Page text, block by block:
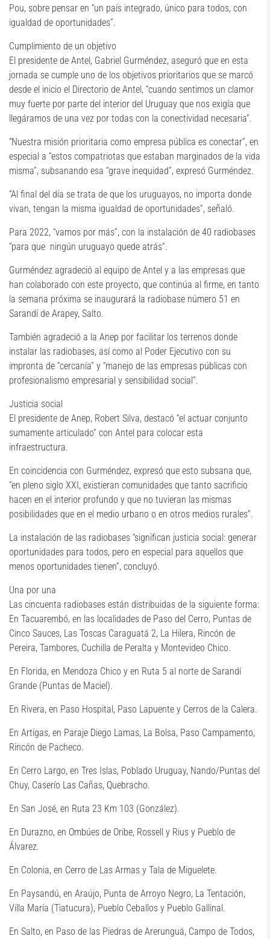
Pou, sobre pensar en “un país integrado, único para todos, con
igualdad de oportunidades”.
Cumplimiento de un objetivo
El presidente de Antel, Gabriel Gurméndez, aseguró que en esta
jornada se cumple uno de los objetivos prioritarios que se marcó
desde el inicio el Directorio de Antel, “cuando sentimos un clamor
muy fuerte por parte del interior del Uruguay que nos exigía que
llegáramos de una vez por todas con la conectividad necesaria”.
“Nuestra misión prioritaria como empresa pública es conectar”, en
especial a “estos compatriotas que estaban marginados de la vida
misma”, subsanando esa “grave inequidad”, expresó Gurméndez.
“Al final del día se trata de que los uruguayos, no importa donde
vivan, tengan la misma igualdad de oportunidades”, señaló.
Para 2022, “vamos por más”, con la instalación de 40 radiobases
“para que ningún uruguayo quede atrás”.
Gurméndez agradeció al equipo de Antel y a las empresas que
han colaborado con este proyecto, que continúa al firme, en tanto
la semana próxima se inaugurará la radiobase número 51 en
Sarandí de Arapey, Salto.
También agradeció a la Anep por facilitar los terrenos donde
instalar las radiobases, así como al Poder Ejecutivo con su
impronta de “cercanía” y “manejo de las empresas públicas con
profesionalismo empresarial y sensibilidad social”.
Justicia social
El presidente de Anep, Robert Silva, destacó “el actuar conjunto
sumamente articulado” con Antel para colocar esta
infraestructura.
En coincidencia con Gurméndez, expresó que esto subsana que,
“en pleno siglo XXI, existieran comunidades que tanto sacrificio
hacen en el interior profundo y que no tuvieran las mismas
posibilidades que en el medio urbano o en otros medios rurales”.
La instalación de las radiobases “significan justicia social: generar
oportunidades para todos, pero en especial para aquellos que
menos oportunidades tienen”, concluyó.
Una por una
Las cincuenta radiobases están distribuidas de la siguiente forma:
En Tacuarembó, en las localidades de Paso del Cerro, Puntas de
Cinco Sauces, Las Toscas Caraguatá 2, La Hilera, Rincón de
Pereira, Tambores, Cuchilla de Peralta y Montevideo Chico.
En Florida, en Mendoza Chico y en Ruta 5 al norte de Sarandí
Grande (Puntas de Maciel).
En Rivera, en Paso Hospital, Paso Lapuente y Cerros de la Calera.
En Artigas, en Paraje Diego Lamas, La Bolsa, Paso Campamento,
Rincón de Pacheco.
En Cerro Largo, en Tres Islas, Poblado Uruguay, Nando/Puntas del
Chuy, Caserío Las Cañas, Quebracho.
En San José, en Ruta 23 Km 103 (González).
En Durazno, en Ombúes de Oribe, Rossell y Rius y Pueblo de
Álvarez.
En Colonia, en Cerro de Las Armas y Tala de Miguelete.
En Paysandú, en Araújo, Punta de Arroyo Negro, La Tentación,
Villa María (Tiatucura), Pueblo Ceballos y Pueblo Gallinal.
En Salto, en Paso de las Piedras de Arerunguá, Campo de Todos,